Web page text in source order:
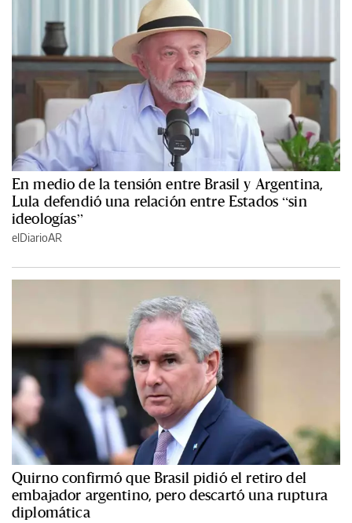
En medio de la tensión entre Brasil y Argentina,
Lula defendió una relación entre Estados “sin
ideologías”
elDiarioAR
Quirno confirmó que Brasil pidió el retiro del
embajador argentino, pero descartó una ruptura
diplomática